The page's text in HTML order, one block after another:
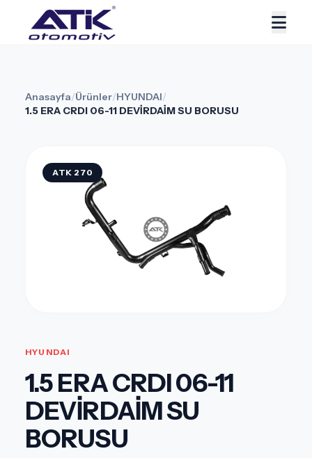
Anasayfa/Ürünler/HYUNDAI/
1.5 ERA CRDI 06-11 DEVİRDAİM SU BORUSU
ATK 270
HYUNDAI
1.5 ERA CRDI 06-11
DEVİRDAİM SU
BORUSU